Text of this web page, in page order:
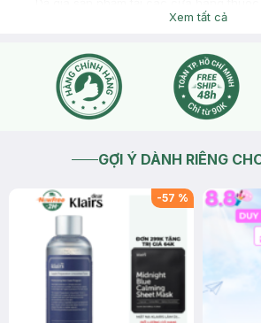
trên website/app hasaki đều giống
kiểm tra giá sản phẩm tại cửa hàng
của sản phẩm trong ứng dụng hasaki ạ.
2025-01-17 Thích
Xem tất cả
GỢI Ý DÀNH RIÊNG
-57 %